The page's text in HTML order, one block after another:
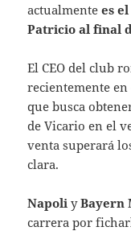
actualmentees
Patricio al final
El CEO del club
recientemente
que busca
de Vicario en el
venta superará
clara.
Napoli yBayern
carrera por